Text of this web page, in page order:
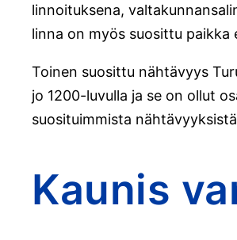
linnoituksena,
linna on myös suosittu paikka
Toinen suosittu nähtävyys
jo 1200-luvulla ja se on ollut
suosituimmista
Kaunis